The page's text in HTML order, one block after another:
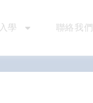
入學 聯絡我們